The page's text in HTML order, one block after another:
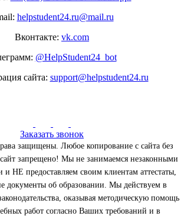
helpstudent24.ru@mail.ru
Вконтакте: vk.com
@HelpStudent24_bot
сайта: support@helpstudent24.ru
Заказать звонок
защищены. Любое копирование с сайта без
запрещено! Мы не занимаемся незаконными
и НЕ предоставляем своим клиентам аттестаты,
документы об образовании. Мы действуем в
оказывая методическую помощь
работ согласно Ваших требований и в